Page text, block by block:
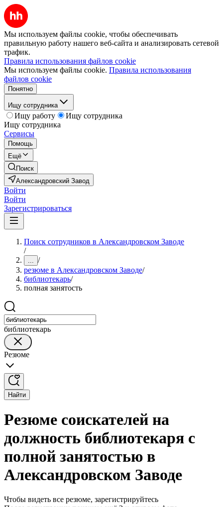
Мы используем файлы cookie, чтобы обеспечивать
правильную работу нашего веб-сайта и анализировать сетевой
трафик.
Правила использования файлов cookie
Мы используем файлы cookie. Правила использования
файлов cookie
Понятно
Ищу сотрудника
Ищу работу
Ищу сотрудника
Ищу сотрудника
Сервисы
Помощь
Ещё
Поиск
Александровский Завод
Войти
Войти
Зарегистрироваться
Поиск сотрудников в Александровском Заводе
/
... /
резюме в Александровском Заводе/
библиотекарь/
полная занятость
библиотекарь
Резюме
Найти
Резюме соискателей на
должность библиотекаря с
полной занятостью в
Александровском Заводе
Чтобы видеть все резюме, зарегистрируйтесь